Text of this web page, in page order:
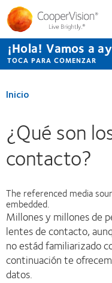
Pasar
contenido
principal
¡Hola! Vamos a
TOCA PARA COMENZAR
Inicio
¿Qué son
contacto?
The referenced media
embedded.
Millones y millones de
lentes de contacto,
no estád familiarizado
continuación te
datos.